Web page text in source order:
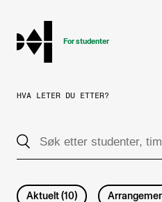
hjem
For studenter
Eksamen, arbeidskrav og
Studiekalender
HVA LETER DU ETTER?
Aktuelt (10)